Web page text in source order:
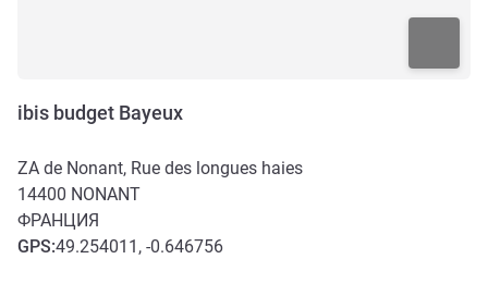
ibis budget Bayeux
ZA de Nonant, Rue des longues haies
14400 NONANT
ФРАНЦИЯ
GPS:49.254011, -0.646756